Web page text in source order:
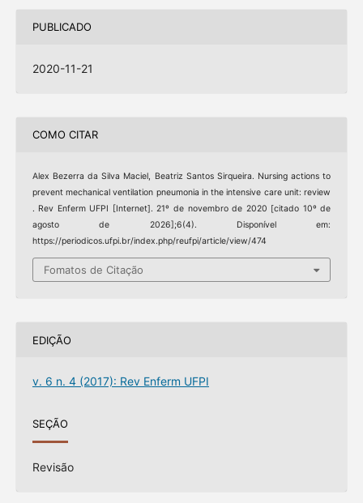
PUBLICADO
2020-11-21
COMO CITAR
Alex Bezerra da Silva Maciel, Beatriz Santos Sirqueira. Nursing actions to
prevent mechanical ventilation pneumonia in the intensive care unit: review
. Rev Enferm UFPI [Internet]. 21º de novembro de 2020 [citado 10º de
agosto de 2026];6(4). Disponível em:
https://periodicos.ufpi.br/index.php/reufpi/article/view/474
Fomatos de Citação
EDIÇÃO
v. 6 n. 4 (2017): Rev Enferm UFPI
SEÇÃO
Revisão